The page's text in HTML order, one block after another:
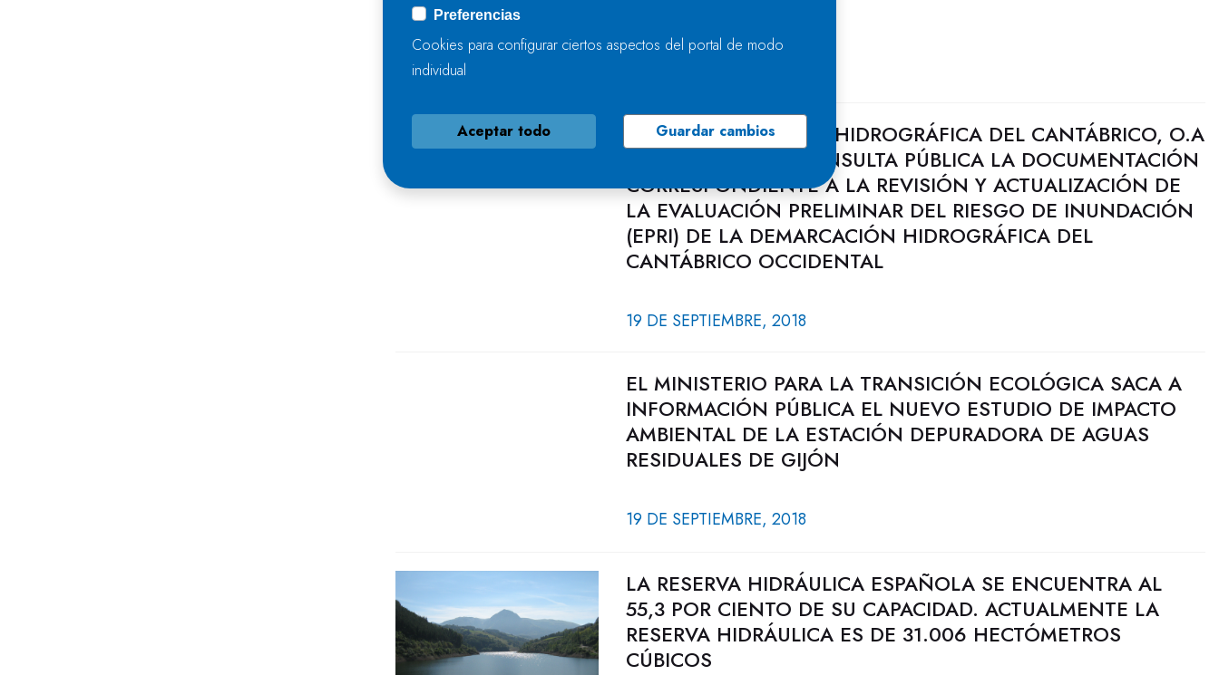
LA CONFEDERACIÓN HIDROGRÁFICA DEL CANTÁBRICO, O.A
(CHC) SOMETE A CONSULTA PÚBLICA LA DOCUMENTACIÓN
CORRESPONDIENTE A LA REVISIÓN Y ACTUALIZACIÓN DE
LA EVALUACIÓN PRELIMINAR DEL RIESGO DE INUNDACIÓN
(EPRI) DE LA DEMARCACIÓN HIDROGRÁFICA DEL
CANTÁBRICO OCCIDENTAL
19 DE SEPTIEMBRE, 2018
EL MINISTERIO PARA LA TRANSICIÓN ECOLÓGICA SACA A
INFORMACIÓN PÚBLICA EL NUEVO ESTUDIO DE IMPACTO
AMBIENTAL DE LA ESTACIÓN DEPURADORA DE AGUAS
RESIDUALES DE GIJÓN
19 DE SEPTIEMBRE, 2018
LA RESERVA HIDRÁULICA ESPAÑOLA SE ENCUENTRA AL
55,3 POR CIENTO DE SU CAPACIDAD. ACTUALMENTE LA
RESERVA HIDRÁULICA ES DE 31.006 HECTÓMETROS
CÚBICOS
Preferencias
Cookies para configurar ciertos aspectos del portal de modo
individual
Aceptar todo Guardar cambios